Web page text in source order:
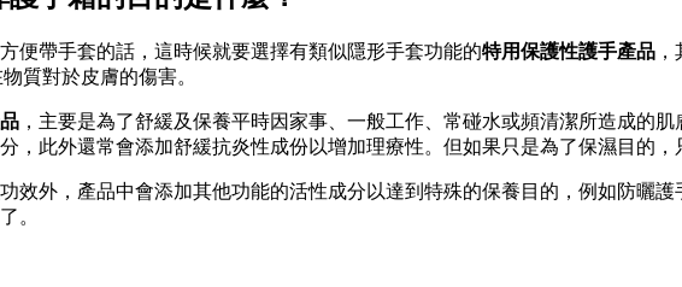
便帶手套的話，這時候就要選擇有類似隱形手套功能的特用保護性護手產品
質對於皮膚的傷害。
，主要是為了舒緩及保養平時因家事、一般工作、常碰水或頻清潔所造成的
，此外還常會添加舒緩抗炎性成份以增加理療性。但如果只是為了保濕目的，
功效外，產品中會添加其他功能的活性成分以達到特殊的保養目的，例如防曬
。